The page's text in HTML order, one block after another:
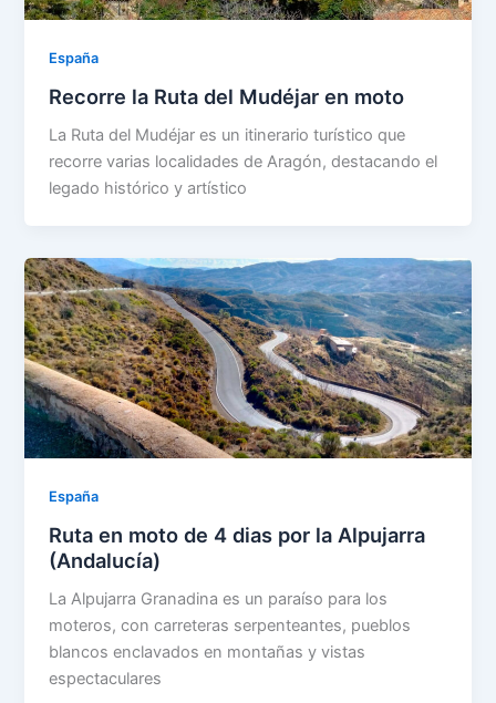
España
Recorre la Ruta del Mudéjar en moto
La Ruta del Mudéjar es un itinerario turístico que
recorre varias localidades de Aragón, destacando el
legado histórico y artístico
España
Ruta en moto de 4 dias por la Alpujarra
(Andalucía)
La Alpujarra Granadina es un paraíso para los
moteros, con carreteras serpenteantes, pueblos
blancos enclavados en montañas y vistas
espectaculares